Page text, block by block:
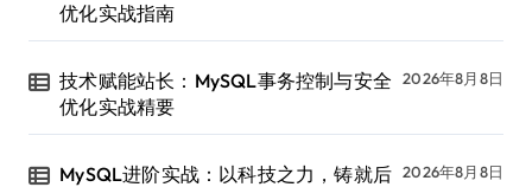
优化实战指南
技术赋能站长：MySQL事务控制与安全
优化实战精要
2026年8月8日
MySQL进阶实战：以科技之力，铸就后 2026年8月8日